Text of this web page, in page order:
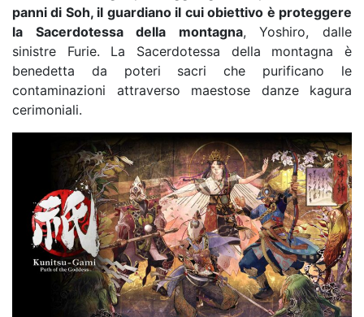
panni di Soh, il guardiano il cui obiettivo è proteggere
la Sacerdotessa della montagna, Yoshiro, dalle
sinistre Furie. La Sacerdotessa della montagna è
benedetta da poteri sacri che purificano le
contaminazioni attraverso maestose danze kagura
cerimoniali.